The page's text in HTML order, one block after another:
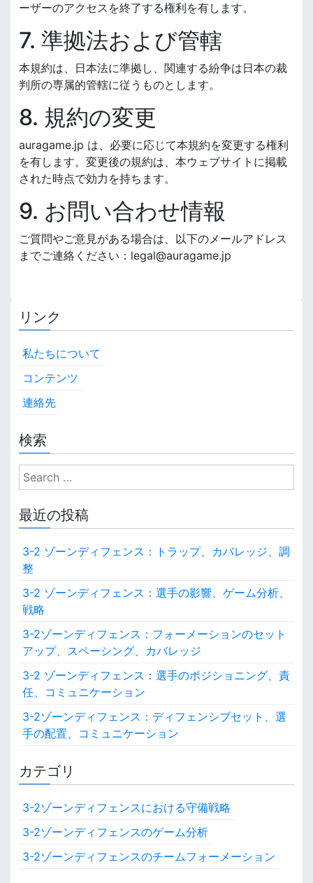
ーザーのアクセスを終了する権利を有します。
7. 準拠法および管轄
本規約は、日本法に準拠し、関連する紛争は日本の裁
判所の専属的管轄に従うものとします。
8. 規約の変更
auragame.jp は、必要に応じて本規約を変更する権利
を有します。変更後の規約は、本ウェブサイトに掲載
された時点で効力を持ちます。
9. お問い合わせ情報
ご質問やご意見がある場合は、以下のメールアドレス
までご連絡ください： legal@auragame.jp
リンク
私たちについて
コンテンツ
連絡先
検索
S
e
a
r
h
o
最近の投稿
3-2 ゾーンディフェンス：トラップ、カバレッジ、調
整
3-2 ゾーンディフェンス：選手の影響、ゲーム分析、
戦略
3-2ゾーンディフェンス：フォーメーションのセット
アップ、スペーシング、カバレッジ
3-2 ゾーンディフェンス：選手のポジショニング、責
任、コミュニケーション
3-2ゾーンディフェンス：ディフェンシブセット、選
手の配置、コミュニケーション
カテゴリ
3-2ゾーンディフェンスにおける守備戦略
3-2ゾーンディフェンスのゲーム分析
3-2ゾーンディフェンスのチームフォーメーション